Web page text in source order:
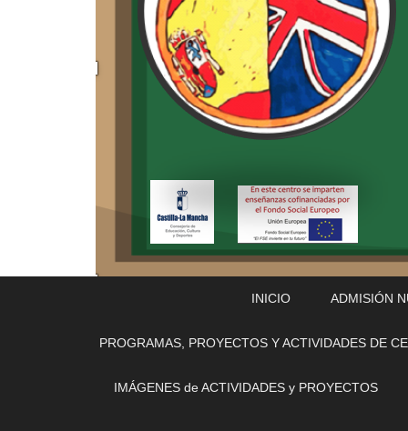
INICIO ADMISIÓN
PROGRAMAS, PROYECTOS Y ACTIVIDADES DE
IMÁGENES de ACTIVIDADES y PROYECTOS